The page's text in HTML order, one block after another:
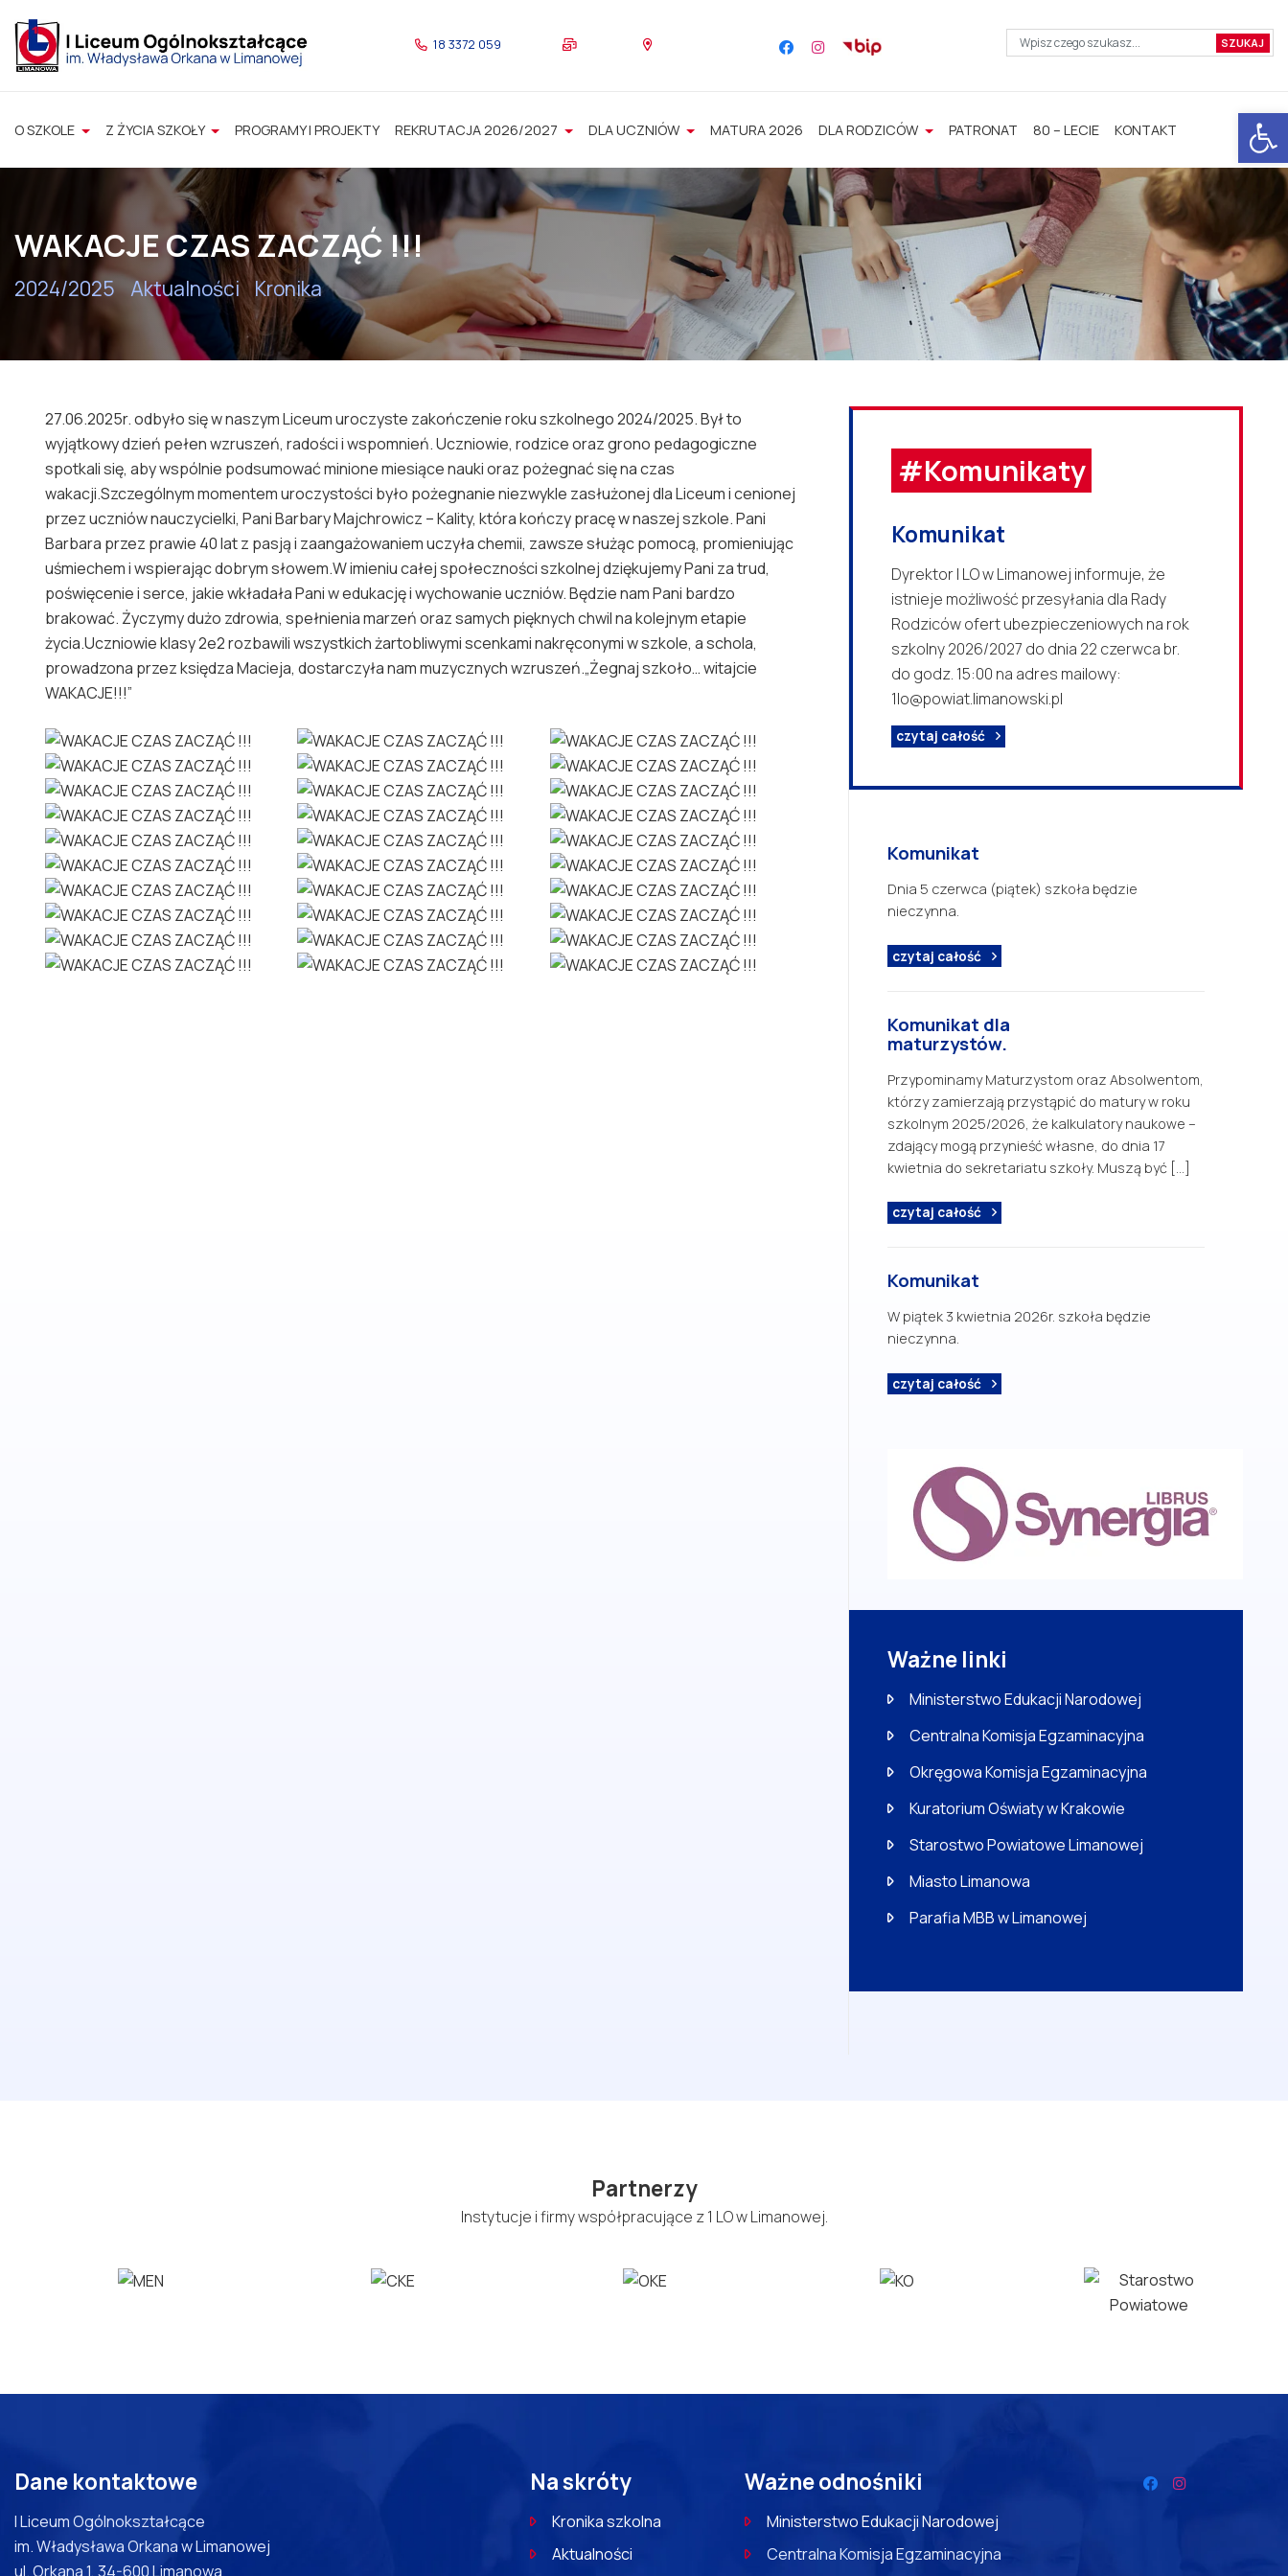
18 3372 059
O SZKOLE Z ŻYCIA SZKOŁY PROGRAMY I PROJEKTY REKRUTACJA 2026/2027 DLA UCZNIÓW MATURA 2026 DLA RODZICÓW PATRONAT 80 – LECIE KONTAKT
WAKACJE CZAS ZACZĄĆ !!!
2024/2025 Aktualności Kronika
27.06.2025r. odbyło się w naszym Liceum uroczyste zakończenie roku szkolnego 2024/2025. Był to
wyjątkowy dzień pełen wzruszeń, radości i wspomnień. Uczniowie, rodzice oraz grono pedagogiczne
spotkali się, aby wspólnie podsumować minione miesiące nauki oraz pożegnać się na czas
wakacji.Szczególnym momentem uroczystości było pożegnanie niezwykle zasłużonej dla Liceum i cenionej
przez uczniów nauczycielki, Pani Barbary Majchrowicz – Kality, która kończy pracę w naszej szkole. Pani
Barbara przez prawie 40 lat z pasją i zaangażowaniem uczyła chemii, zawsze służąc pomocą, promieniując
uśmiechem i wspierając dobrym słowem.W imieniu całej społeczności szkolnej dziękujemy Pani za trud,
poświęcenie i serce, jakie wkładała Pani w edukację i wychowanie uczniów. Będzie nam Pani bardzo
brakować. Życzymy dużo zdrowia, spełnienia marzeń oraz samych pięknych chwil na kolejnym etapie
życia.Uczniowie klasy 2e2 rozbawili wszystkich żartobliwymi scenkami nakręconymi w szkole, a schola,
prowadzona przez księdza Macieja, dostarczyła nam muzycznych wzruszeń.„Żegnaj szkoło… witajcie
WAKACJE!!!”
#Komunikaty
Komunikat
Dyrektor I LO w Limanowej informuje, że
istnieje możliwość przesyłania dla Rady
Rodziców ofert ubezpieczeniowych na rok
szkolny 2026/2027 do dnia 22 czerwca br.
do godz. 15:00 na adres mailowy:
1lo@powiat.limanowski.pl
czytaj całość
Komunikat
Dnia 5 czerwca (piątek) szkoła będzie
nieczynna.
czytaj całość
Komunikat dla
maturzystów.
Przypominamy Maturzystom oraz Absolwentom,
którzy zamierzają przystąpić do matury w roku
szkolnym 2025/2026, że kalkulatory naukowe –
zdający mogą przynieść własne, do dnia 17
kwietnia do sekretariatu szkoły. Muszą być […]
czytaj całość
Komunikat
W piątek 3 kwietnia 2026r. szkoła będzie
nieczynna.
czytaj całość
Ważne linki
Ministerstwo Edukacji Narodowej
Centralna Komisja Egzaminacyjna
Okręgowa Komisja Egzaminacyjna
Kuratorium Oświaty w Krakowie
Starostwo Powiatowe Limanowej
Miasto Limanowa
Parafia MBB w Limanowej
Partnerzy
Instytucje i firmy współpracujące z 1 LO w Limanowej.
Dane kontaktowe
I Liceum Ogólnokształcące
im. Władysława Orkana w Limanowej
ul. Orkana 1, 34-600 Limanowa
Na skróty
Kronika szkolna
Aktualności
Ważne odnośniki
Ministerstwo Edukacji Narodowej
Centralna Komisja Egzaminacyjna